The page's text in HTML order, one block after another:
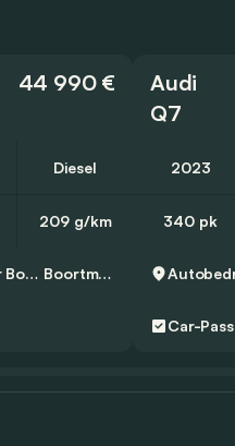
44 990 €
Diesel
209 g/km
D’Ieteren Mobility Center Boortmeerbeek - Audi Boortmeerbeek
Audi
Q7
2023
340 pk
Car-Pass